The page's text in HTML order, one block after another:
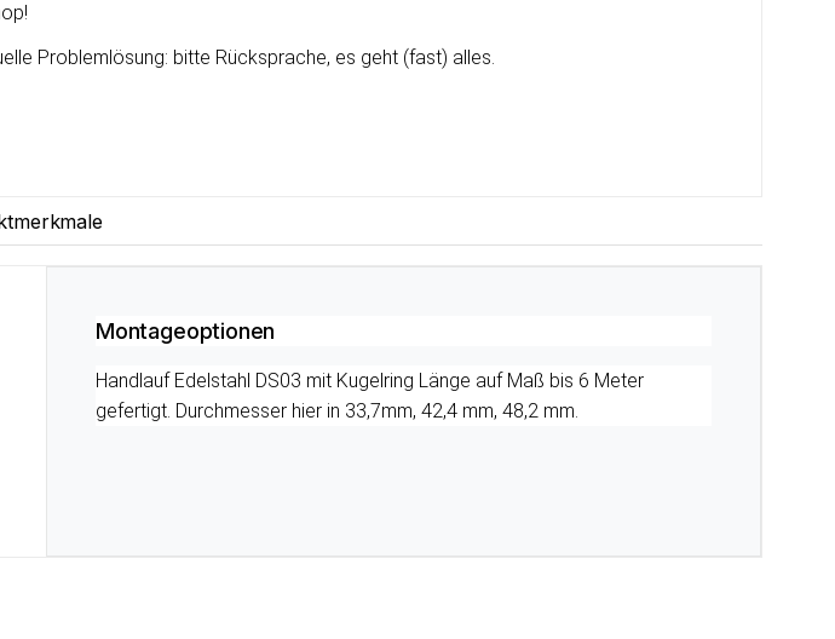
Problemlösung: bitte Rücksprache, es geht (fast) alles.
Montageoptionen
Handlauf Edelstahl DS03 mit Kugelring Länge auf Maß bis 6 Meter
gefertigt. Durchmesser hier in 33,7mm, 42,4 mm, 48,2 mm.